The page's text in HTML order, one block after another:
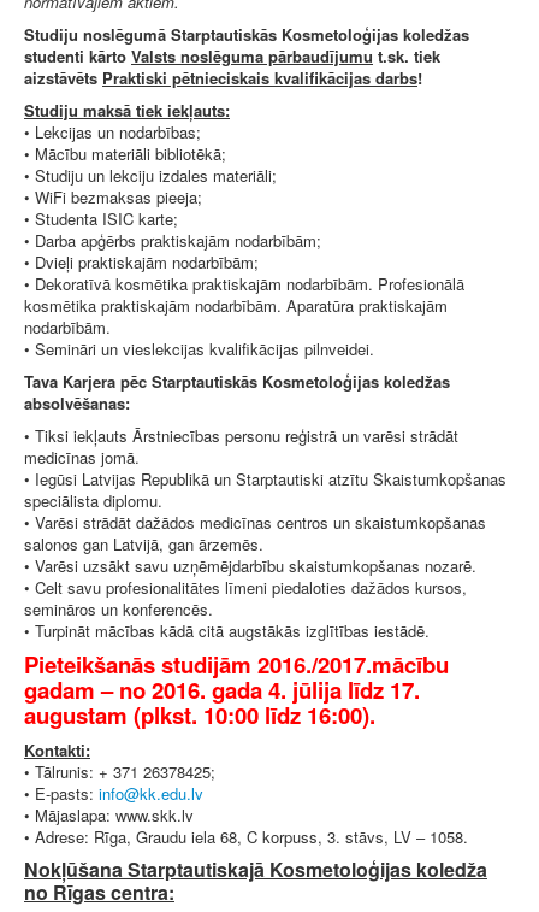
Studiju noslēgumā Starptautiskās Kosmetoloģijas koledžas
studenti kārto Valsts noslēguma pārbaudījumu t.sk. tiek
aizstāvēts Praktiski pētnieciskais kvalifikācijas darbs!
Studiju maksā tiek iekļauts:
• Lekcijas un nodarbības;
• Mācību materiāli bibliotēkā;
• Studiju un lekciju izdales materiāli;
• WiFi bezmaksas pieeja;
• Studenta ISIC karte;
• Darba apģērbs praktiskajām nodarbībām;
• Dvieļi praktiskajām nodarbībām;
• Dekoratīvā kosmētika praktiskajām nodarbībām. Profesionālā
kosmētika praktiskajām nodarbībām. Aparatūra praktiskajām
nodarbībām.
• Semināri un vieslekcijas kvalifikācijas pilnveidei.
Tava Karjera pēc Starptautiskās Kosmetoloģijas koledžas
absolvēšanas:
• Tiksi iekļauts Ārstniecības personu reģistrā un varēsi strādāt
medicīnas jomā.
• Iegūsi Latvijas Republikā un Starptautiski atzītu Skaistumkopšanas
speciālista diplomu.
• Varēsi strādāt dažādos medicīnas centros un skaistumkopšanas
salonos gan Latvijā, gan ārzemēs.
• Varēsi uzsākt savu uzņēmējdarbību skaistumkopšanas nozarē.
• Celt savu profesionalitātes līmeni piedaloties dažādos kursos,
semināros un konferencēs.
• Turpināt mācības kādā citā augstākās izglītības iestādē.
Pieteikšanās studijām 2016./2017.mācību
gadam – no 2016. gada 4. jūlija līdz 17.
augustam (plkst. 10:00 līdz 16:00).
Kontakti:
• Tālrunis: + 371 26378425;
• E-pasts:
• Mājaslapa: www.skk.lv
• Adrese: Rīga, Graudu iela 68, C korpuss, 3. stāvs, LV – 1058.
Nokļūšana Starptautiskajā Kosmetoloģijas koledža
no Rīgas centra: